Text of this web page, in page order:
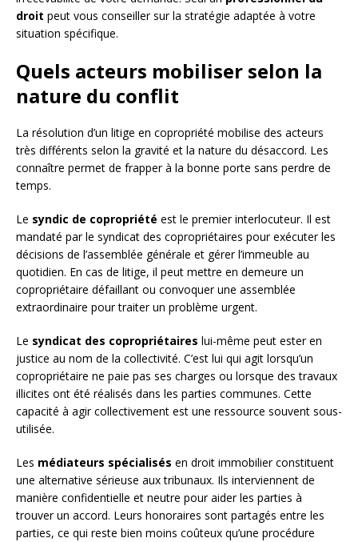
droit peut vous conseiller sur la stratégie adaptée à votre
situation spécifique.
Quels acteurs mobiliser selon la
nature du conflit
La résolution d’un litige en copropriété mobilise des acteurs
très différents selon la gravité et la nature du désaccord. Les
connaître permet de frapper à la bonne porte sans perdre de
temps.
Le syndic de copropriété est le premier interlocuteur. Il est
mandaté par le syndicat des copropriétaires pour exécuter les
décisions de l’assemblée générale et gérer l’immeuble au
quotidien. En cas de litige, il peut mettre en demeure un
copropriétaire défaillant ou convoquer une assemblée
extraordinaire pour traiter un problème urgent.
Le syndicat des copropriétaires lui-même peut ester en
justice au nom de la collectivité. C’est lui qui agit lorsqu’un
copropriétaire ne paie pas ses charges ou lorsque des travaux
illicites ont été réalisés dans les parties communes. Cette
capacité à agir collectivement est une ressource souvent sous-
utilisée.
Les médiateurs spécialisés en droit immobilier constituent
une alternative sérieuse aux tribunaux. Ils interviennent de
manière confidentielle et neutre pour aider les parties à
trouver un accord. Leurs honoraires sont partagés entre les
parties, ce qui reste bien moins coûteux qu’une procédure